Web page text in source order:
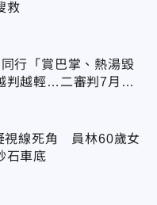
救
行「賞巴掌、熱湯毀
判越輕…二審判7月定
視線死角 員林60歲女
石車底